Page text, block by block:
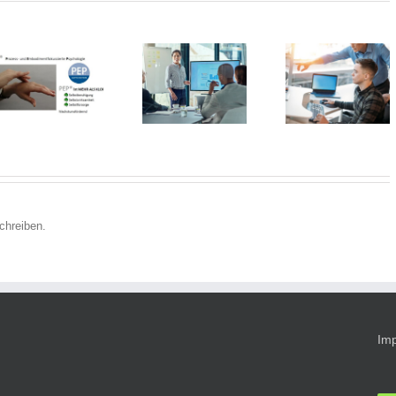
Präsentieren
im
Berufsalltag –
Praxisseminar
–
Tagesworkshop
Fachkolleg:innen,